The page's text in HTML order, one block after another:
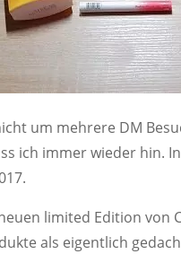
um mehrere DM
ich immer wieder hin.
limited Edition von
als eigentlich